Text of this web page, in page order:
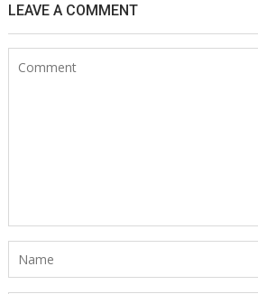
LEAVE A COMMENT